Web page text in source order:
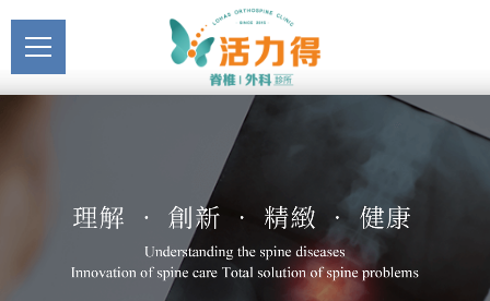
《媒體露出》洗腎婦人腰
痛跛腳走 新式脊椎內視鏡
竟讓她術後隔天照常洗腎_
媒體專區_最新消息 | 活力
得脊椎外科診所
主選單關於活力得
醫療服務
Medical Service